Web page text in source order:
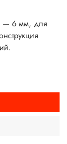
— 6 мм, для